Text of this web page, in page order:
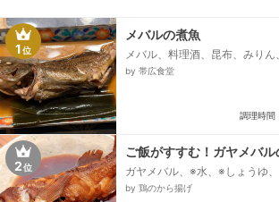
1位
メバルの煮魚
メバル、料理酒、昆布、みり
by 帯広食堂
調理時間
2位
ご飯がすすむ！ガヤメバ
ガヤメバル、※水、※しょうゆ
酒、※しょうが
by 鶏のから揚げ